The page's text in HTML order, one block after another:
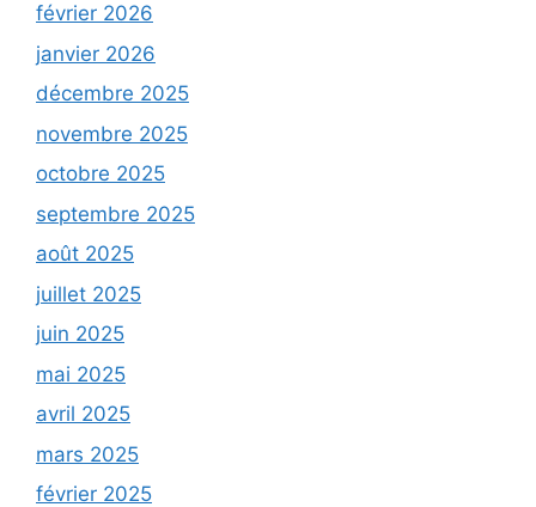
février 2026
janvier 2026
décembre 2025
novembre 2025
octobre 2025
septembre 2025
août 2025
juillet 2025
juin 2025
mai 2025
avril 2025
mars 2025
février 2025